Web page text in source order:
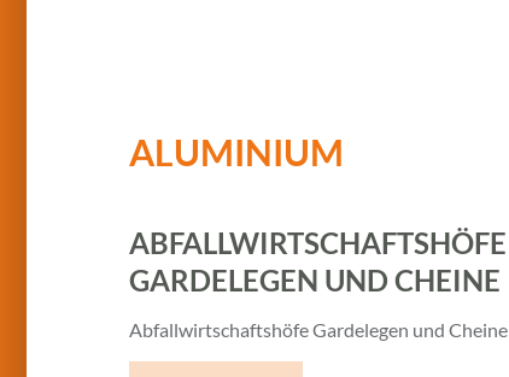
ALUMINIUM
ABFALLWIRTSCHAFTSHÖFE
GARDELEGEN UND CHEINE
Abfallwirtschaftshöfe Gardelegen und Cheine